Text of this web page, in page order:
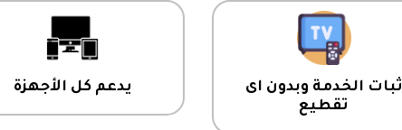
ثبات الخدمة وبدون اى
تقطيع
يدعم كل الأجهزة